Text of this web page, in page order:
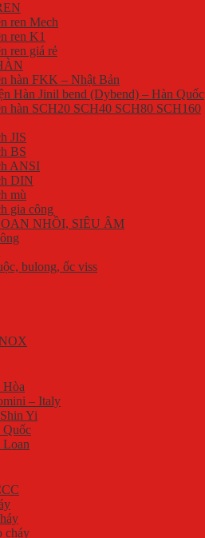
ren Mech
ren K1
ren giá rẻ
hàn FKK – Nhật Bản
Hàn Jinil bend (Dybend) – Hàn Quốc
hàn SCH20 SCH40 SCH80 SCH160
JIS
BS
ANSI
DIN
mù
gia công
NHỒI, SIÊU ÂM
bulong, ốc viss
Hòa
– Italy
Yi
Quốc
Loan
cháy